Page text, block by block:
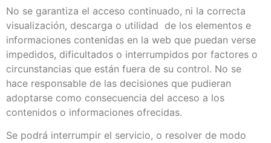
No se garantiza el acceso continuado, ni la correcta
visualización, descarga o utilidad de los elementos e
informaciones contenidas en la web que puedan verse
impedidos, dificultados o interrumpidos por factores o
circunstancias que están fuera de su control. No se
hace responsable de las decisiones que pudieran
adoptarse como consecuencia del acceso a los
contenidos o informaciones ofrecidas.
Se podrá interrumpir el servicio, o resolver de modo